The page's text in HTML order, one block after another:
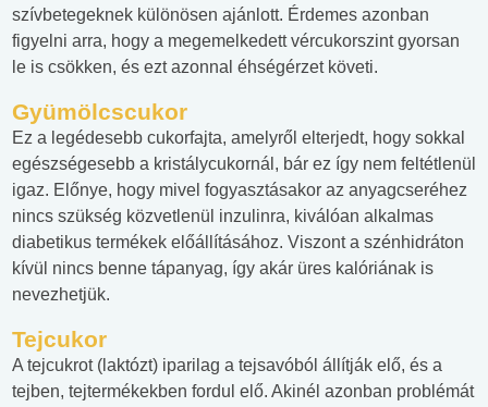
szívbetegeknek különösen ajánlott. Érdemes azonban
figyelni arra, hogy a megemelkedett vércukorszint gyorsan
le is csökken, és ezt azonnal éhségérzet követi.
Gyümölcscukor
Ez a legédesebb cukorfajta, amelyről elterjedt, hogy sokkal
egészségesebb a kristálycukornál, bár ez így nem feltétlenül
igaz. Előnye, hogy mivel fogyasztásakor az anyagcseréhez
nincs szükség közvetlenül inzulinra, kiválóan alkalmas
diabetikus termékek előállításához. Viszont a szénhidráton
kívül nincs benne tápanyag, így akár üres kalóriának is
nevezhetjük.
Tejcukor
A tejcukrot (laktózt) iparilag a tejsavóból állítják elő, és a
tejben, tejtermékekben fordul elő. Akinél azonban problémát